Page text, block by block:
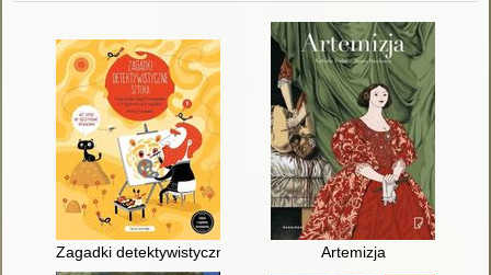
Zagadki detektywistyczne : sztuka : rusz głową i znajdź
Artemizja